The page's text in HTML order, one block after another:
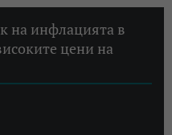
на инфлацията в
цени на